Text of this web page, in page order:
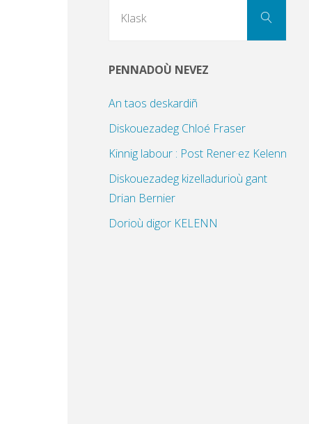
Klask
PENNADOÙ NEVEZ
An taos deskardiñ
Diskouezadeg Chloé Fraser
Kinnig labour : Post Rener·ez Kelenn
Diskouezadeg kizelladurioù gant
Drian Bernier
Dorioù digor KELENN